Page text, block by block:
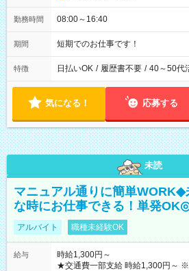
勤務時間 08:00～16:40
期間 短期でのお仕事です！
特徴 日払いOK / 履歴書不要 / 40～50代
気になる！ 応募する
未読
マニュアル通りに簡単WORK◆
な時にお仕事できる！単発
アルバイト 職種未経験OK
給与
時給1,300円～
★交通費一部支給 時給1,300円～ ※試験・役割により手当あり